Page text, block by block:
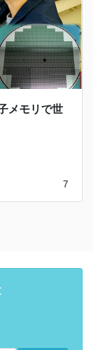
メモリで世
7